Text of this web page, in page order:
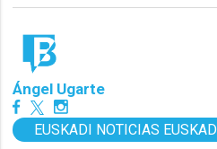
Ángel Ugarte
EUSKADI NOTICIAS EUSKADI